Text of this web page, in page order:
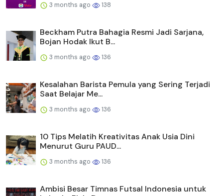
3 months ago 138
Beckham Putra Bahagia Resmi Jadi Sarjana,
Bojan Hodak Ikut B...
3 months ago 136
Kesalahan Barista Pemula yang Sering Terjadi
Saat Belajar Me...
3 months ago 136
10 Tips Melatih Kreativitas Anak Usia Dini
Menurut Guru PAUD...
3 months ago 136
Ambisi Besar Timnas Futsal Indonesia untuk